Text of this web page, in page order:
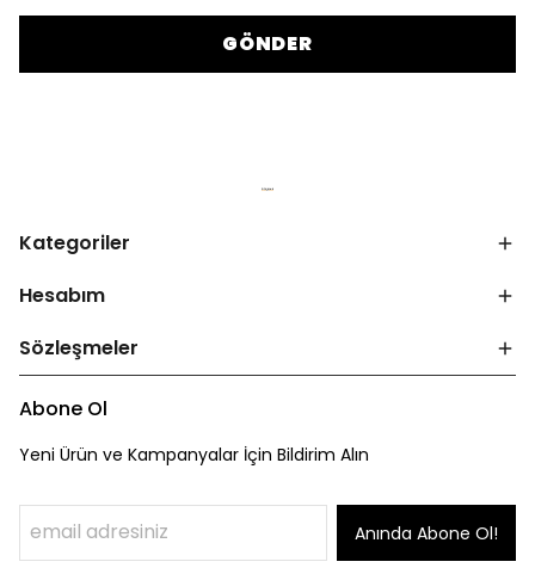
GÖNDER
Kategoriler
Hesabım
Sözleşmeler
Abone Ol
Yeni Ürün ve Kampanyalar İçin Bildirim Alın
Anında Abone Ol!